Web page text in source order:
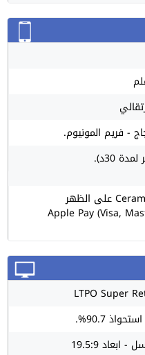
- فريم المونيوم.
Apple Pay (Visa,
LTPO Super